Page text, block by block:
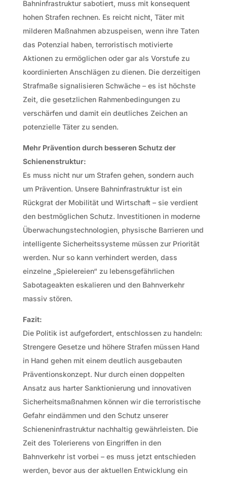
Bahninfrastruktur sabotiert, muss mit konsequent
hohen Strafen rechnen. Es reicht nicht, Täter mit
milderen Maßnahmen abzuspeisen, wenn ihre Taten
das Potenzial haben, terroristisch motivierte
Aktionen zu ermöglichen oder gar als Vorstufe zu
koordinierten Anschlägen zu dienen. Die derzeitigen
Strafmaße signalisieren Schwäche – es ist höchste
Zeit, die gesetzlichen Rahmenbedingungen zu
verschärfen und damit ein deutliches Zeichen an
potenzielle Täter zu senden.
Mehr Prävention durch besseren Schutz der
Schienenstruktur:
Es muss nicht nur um Strafen gehen, sondern auch
um Prävention. Unsere Bahninfrastruktur ist ein
Rückgrat der Mobilität und Wirtschaft – sie verdient
den bestmöglichen Schutz. Investitionen in moderne
Überwachungstechnologien, physische Barrieren und
intelligente Sicherheitssysteme müssen zur Priorität
werden. Nur so kann verhindert werden, dass
einzelne „Spielereien“ zu lebensgefährlichen
Sabotageakten eskalieren und den Bahnverkehr
massiv stören.
Fazit:
Die Politik ist aufgefordert, entschlossen zu handeln:
Strengere Gesetze und höhere Strafen müssen Hand
in Hand gehen mit einem deutlich ausgebauten
Präventionskonzept. Nur durch einen doppelten
Ansatz aus harter Sanktionierung und innovativen
Sicherheitsmaßnahmen können wir die terroristische
Gefahr eindämmen und den Schutz unserer
Schieneninfrastruktur nachhaltig gewährleisten. Die
Zeit des Tolerierens von Eingriffen in den
Bahnverkehr ist vorbei – es muss jetzt entschieden
werden, bevor aus der aktuellen Entwicklung ein